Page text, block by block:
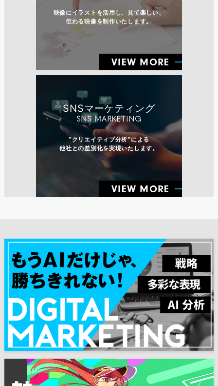
映像にイラストを活用し、見て楽しい、
伝わる映像を制作いたします。
VIEW MORE
SNSマーケティング
SNS MARKETING
”クリエイティブ分析”による
他社との差別化を実現いたします。
VIEW MORE